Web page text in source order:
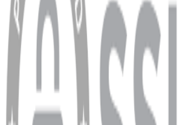
Ödeme ve Teslimat Şartları
Garanti ve İade Şartları
info@dukkanhifi.com
0850 441 40 44
info@dukkanhifi.com 0850 441 40 44
Çalışma Saatleri: Pazartesi - Cuma 09:30 -